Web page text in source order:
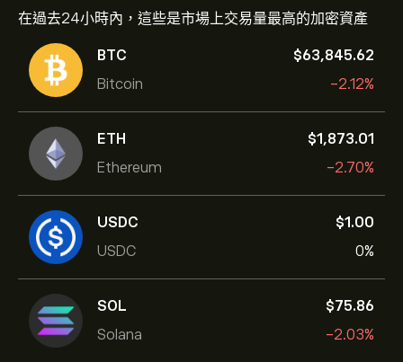
在過去24小時內，這些是市場上交易量最高的加密資產
BTC
Bitcoin
‎$‎63,845.62
-2.12%
ETH
Ethereum
‎$‎1,873.01
-2.70%
USDC
USDC
‎$‎1.00
0%
SOL
Solana
‎$‎75.86
-2.03%